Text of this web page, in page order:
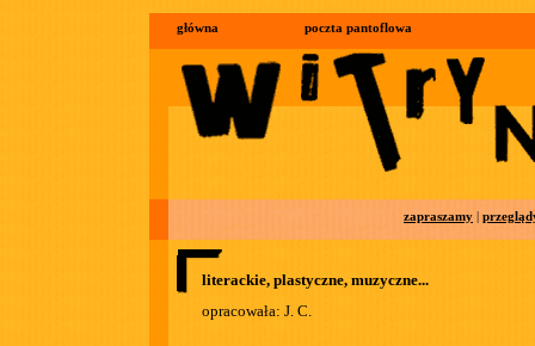
główna poczta pantoflowa
zapraszamy |
literackie, plastyczne, muzyczne...
opracowała: J. C.